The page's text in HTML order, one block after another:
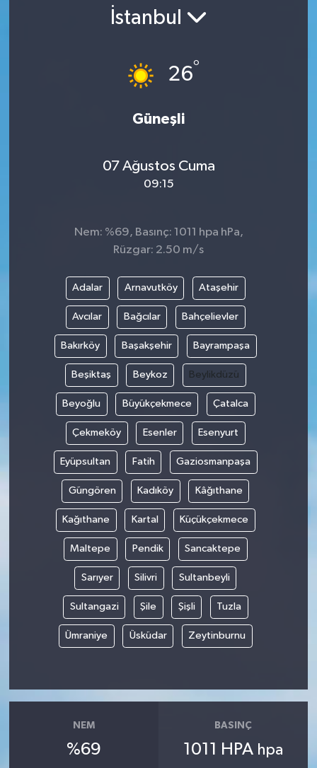
İstanbul
26°
Güneşli
07 Ağustos Cuma
09:15
Nem: %69, Basınç: 1011 hpa hPa,
Rüzgar: 2.50 m/s
Adalar Arnavutköy Ataşehir
Avcılar Bağcılar Bahçelievler
Bakırköy Başakşehir Bayrampaşa
Beşiktaş Beykoz Beylikdüzü
Beyoğlu Büyükçekmece Çatalca
Çekmeköy Esenler Esenyurt
Eyüpsultan Fatih Gaziosmanpaşa
Güngören Kadıköy Kâğıthane
Kağıthane Kartal Küçükçekmece
Maltepe Pendik Sancaktepe
Sarıyer Silivri Sultanbeyli
Sultangazi Şile Şişli Tuzla
Ümraniye Üsküdar Zeytinburnu
NEM
%69
BASINÇ
1011 HPA hpa